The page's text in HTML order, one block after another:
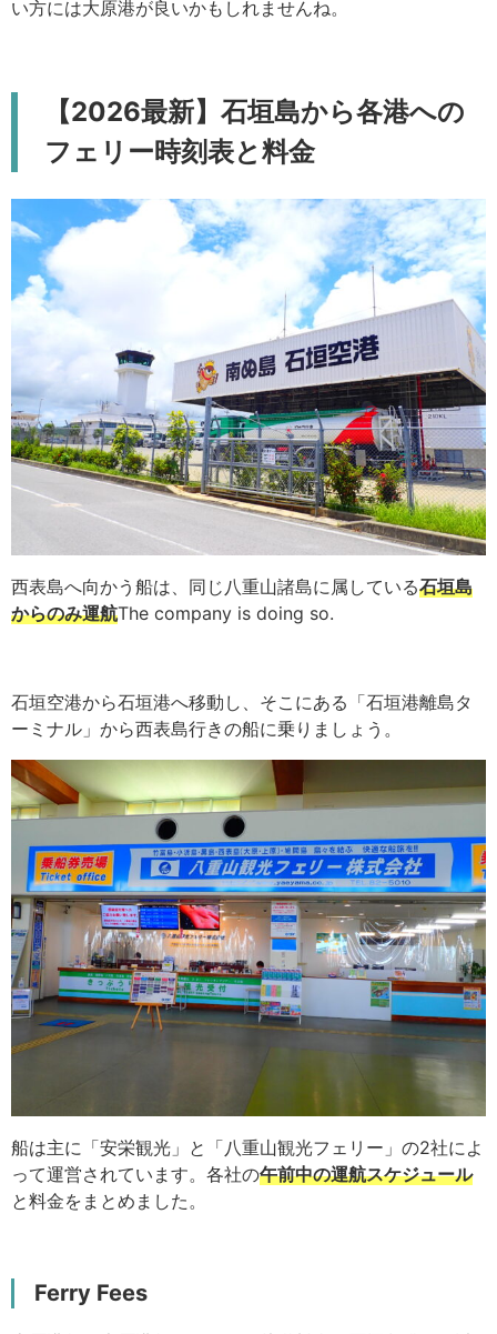
い方には大原港が良いかもしれませんね。
【2026最新】石垣島から各港への
フェリー時刻表と料金
西表島へ向かう船は、同じ八重山諸島に属している石垣島
からのみ運航The company is doing so.
石垣空港から石垣港へ移動し、そこにある「石垣港離島タ
ーミナル」から西表島行きの船に乗りましょう。
船は主に「安栄観光」と「八重山観光フェリー」の2社によ
って運営されています。各社の午前中の運航スケジュール
と料金をまとめました。
Ferry Fees